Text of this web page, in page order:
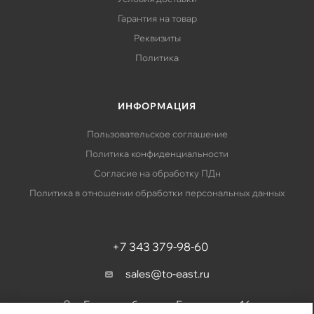
Гарантия на товар
Реквизиты
Политика
ИНФОРМАЦИЯ
Пользовательское соглашение
Политика конфиденциальности
Согласие на обработку ПДн
Политика в отношении обработки персональных данных
+7 343 379-98-60
sales@to-east.ru
Екатеринбург, ул. Барвинка, д. 16